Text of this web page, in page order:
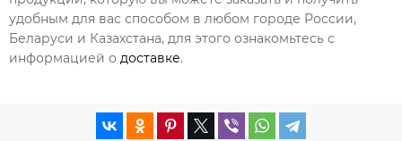
удобным для вас способом в любом городе России,
Беларуси и Казахстана, для этого ознакомьтесь с
информацией о доставке.